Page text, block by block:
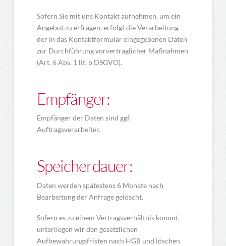
Sofern Sie mit uns Kontakt aufnehmen, um ein
Angebot zu erfragen, erfolgt die Verarbeitung
der in das Kontaktformular eingegebenen Daten
zur Durchführung vorvertraglicher Maßnahmen
(Art. 6 Abs. 1 lit. b DSGVO).
Empfänger:
Empfänger der Daten sind ggf.
Auftragsverarbeiter.
Speicherdauer:
Daten werden spätestens 6 Monate nach
Bearbeitung der Anfrage gelöscht.
Sofern es zu einem Vertragsverhältnis kommt,
unterliegen wir den gesetzlichen
Aufbewahrungsfristen nach HGB und löschen